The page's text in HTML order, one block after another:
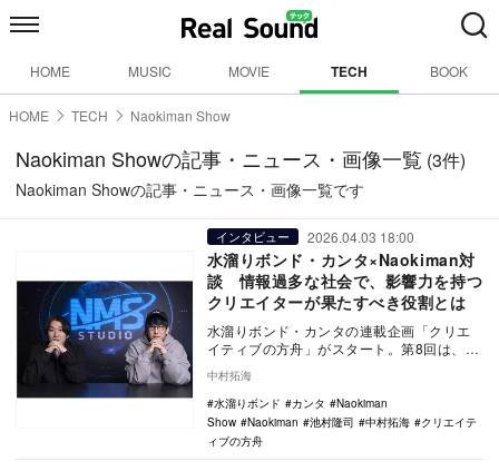
HOME MUSIC MOVIE TECH BOOK
HOME TECH Naokiman Show
Naokiman Showの記事・ニュース・画像一覧 (3件)
Naokiman Showの記事・ニュース・画像一覧です
インタビュー 2026.04.03 18:00
水溜りボンド・カンタ×Naokiman対
談 情報過多な社会で、影響力を持つ
クリエイターが果たすべき役割とは
水溜りボンド・カンタの連載企画「クリエ
イティブの方舟」がスタート。第8回は、
YouTubeチャンネル「​​Naokiman Sh…
中村拓海
水溜りボンド
カンタ
Naokiman
Show
Naokiman 池村隆司 中村拓海
クリエイテ
ィブの方舟